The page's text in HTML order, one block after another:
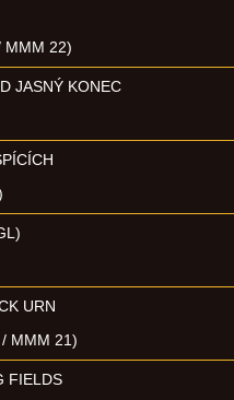
MMM 22)
JASNÝ KONEC
URN
MMM 21)
FIELDS